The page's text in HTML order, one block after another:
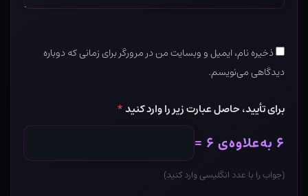
ذخیره نام، ایمیل و وبسایت من در مرورگر برای زمانی که دوباره
دیدگاهی می‌نویسم.
برای تأیید، حاصل عبارت زیر را وارد کنید*
۶ به‌علاوه‌ی ۶ =
(جواب را با عدد انگلیسی وارد کنید)